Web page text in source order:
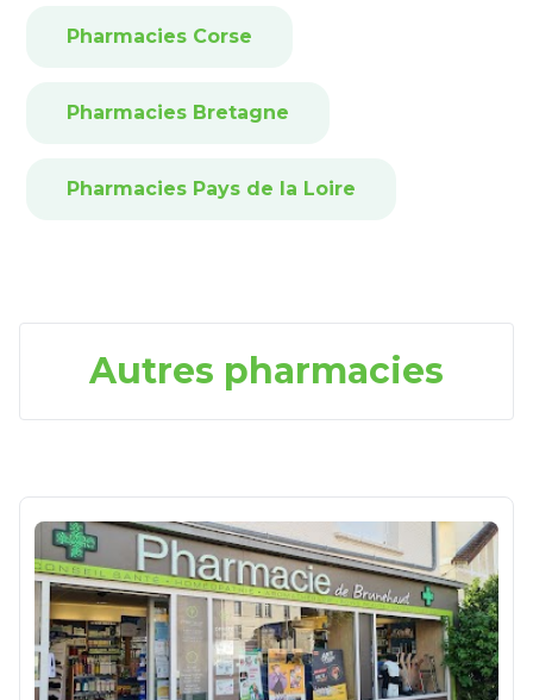
Pharmacies Corse
Pharmacies Bretagne
Pharmacies Pays de la Loire
Autres pharmacies